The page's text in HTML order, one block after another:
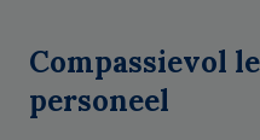
Compassievol
personeel